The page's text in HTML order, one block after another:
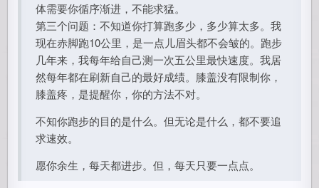
体需要你循序渐进，不能求猛。
第三个问题：不知道你打算跑多少，多少算太多。我
现在赤脚跑10公里，是一点儿眉头都不会皱的。跑步
几年来，我每年给自己测一次五公里最快速度。我居
然每年都在刷新自己的最好成绩。膝盖没有限制你，
膝盖疼，是提醒你，你的方法不对。
不知你跑步的目的是什么。但无论是什么，都不要追
求速效。
愿你余生，每天都进步。但，每天只要一点点。